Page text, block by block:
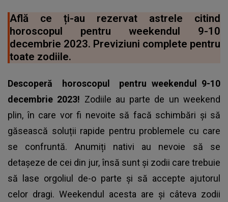
Află ce ți-au rezervat astrele citind
horoscopul pentru weekendul 9-10
decembrie 2023. Previziuni complete pentru
toate zodiile.
Descoperă horoscopul pentru weekendul 9-10
decembrie 2023! Zodiile au parte de un weekend
plin, în care vor fi nevoite să facă schimbări și să
găsească soluții rapide pentru problemele cu care
se confruntă. Anumiți nativi au nevoie să se
detașeze de cei din jur, însă sunt și zodii care trebuie
să lase orgoliul de-o parte și să accepte ajutorul
celor dragi. Weekendul acesta are și câteva zodii